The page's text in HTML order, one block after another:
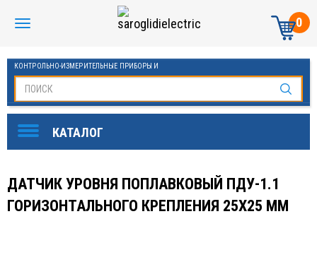
0
КОНТРОЛЬНО-ИЗМЕРИТЕЛЬНЫЕ ПРИБОРЫ И
ДАТЧИК УРОВНЯ ПОПЛАВКОВЫЙ ПДУ-1.1
ГОРИЗОНТАЛЬНОГО КРЕПЛЕНИЯ 25Х25 ММ